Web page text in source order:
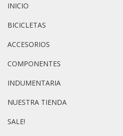
INICIO
BICICLETAS
ACCESORIOS
COMPONENTES
INDUMENTARIA
NUESTRA TIENDA
SALE!